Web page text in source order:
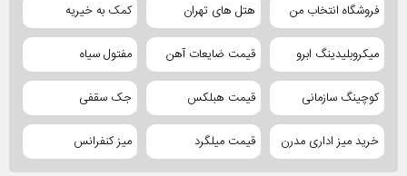
فروشگاه انتخاب من هتل های تهران کمک به خیریه
میکروبلیدینگ ابرو قیمت ضایعات آهن مفتول سیاه
کوچینگ سازمانی قیمت هبلکس جک سقفی
خرید میز اداری مدرن قیمت میلگرد میز کنفرانس